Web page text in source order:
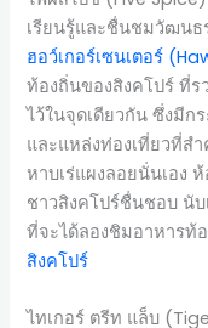
เรียนรู้และชื่นชมวัฒนธ
ฮอว์เกอร์เซนเตอร์
ท้องถิ่นของสิงคโปร์ ที่ร
ไว้ในจุดเดียวกัน ซึ่งมี
และแหล่งท่องเที่ยวที่ส
หาบเร่แผงลอยนั่นเอง
ชาวสิงคโปร์ชื่นชอบ นับ
ที่จะได้ลองชิมอาหารท้
สิงคโปร์
ไทเกอร์ ตรีท แล็บ